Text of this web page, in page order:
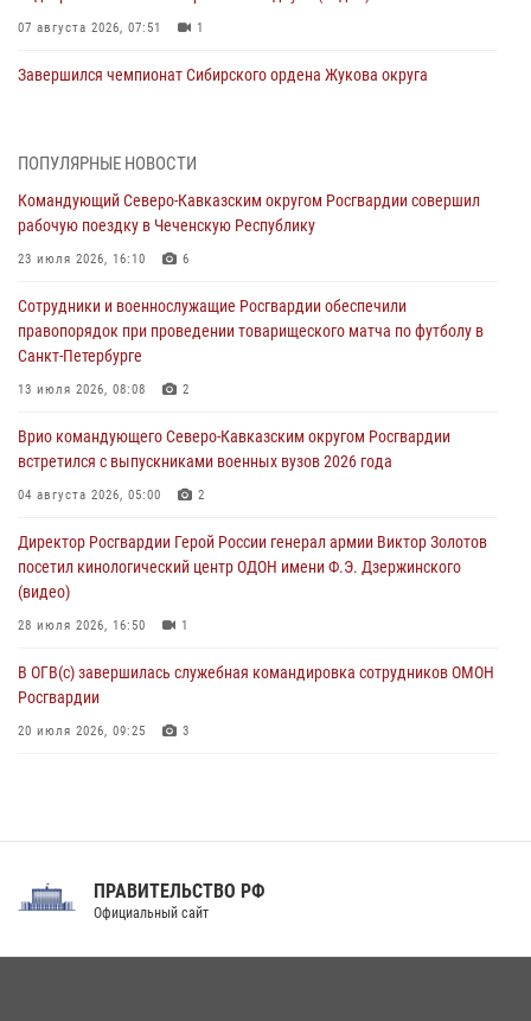
07 августа 2026, 07:51 1
Завершился чемпионат Сибирского ордена Жукова округа
Кубани
07 августа 2026, 06:49
святого праведного воина Федора Ушакова (видео)
07 августа 2026, 06:15 7
Росгвардейцы оказали адресную помощь жителям Луганской
07 августа 2026, 05:00
Сотрудники Росгвардии в Забайкалье потушили загоревшийся дом
07 августа 2026, 04:10
ПОПУЛЯРНЫЕ НОВОСТИ
Командующий Северо-Кавказским округом Росгвардии совершил
рабочую поездку в Чеченскую Республику
23 июля 2026, 16:10 6
Сотрудники и военнослужащие Росгвардии обеспечили
правопорядок при проведении товарищеского матча по футболу в
Санкт-Петербурге
13 июля 2026, 08:08 2
Врио командующего Северо-Кавказским округом Росгвардии
встретился с выпускниками военных вузов 2026 года
04 августа 2026, 05:00 2
Директор Росгвардии Герой России генерал армии Виктор Золотов
посетил кинологический центр ОДОН имени Ф.Э. Дзержинского
(видео)
28 июля 2026, 16:50 1
В ОГВ(с) завершилась служебная командировка сотрудников ОМОН
Росгвардии
20 июля 2026, 09:25 3
Праздник «Один день с Росгвардией» к 105-летию Центрального
ПРАВИТЕЛЬСТВО РФ
Официальный сайт